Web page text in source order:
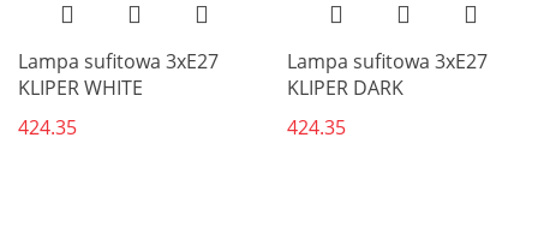
Lampa sufitowa 3xE27
KLIPER WHITE
424.35
Lampa sufitowa 3xE27
KLIPER DARK
424.35